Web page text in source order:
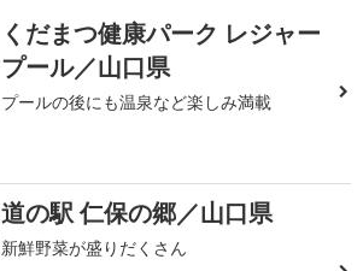
くだまつ健康パーク レジャー
プール／山口県
プールの後にも温泉など楽しみ満載
道の駅 仁保の郷／山口県
新鮮野菜が盛りだくさん